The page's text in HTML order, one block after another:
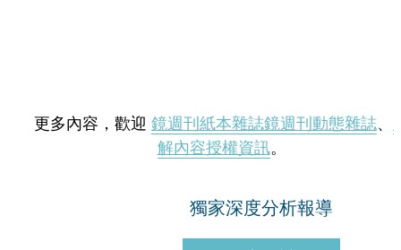
更多內容，歡迎 鏡週刊紙本雜誌鏡週刊動態雜誌、
解內容授權資訊。
獨家深度分析報導